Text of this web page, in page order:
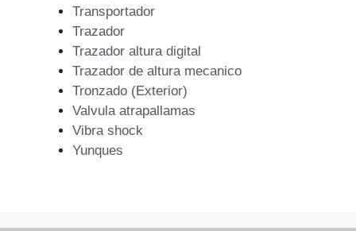
Transportador
Trazador
Trazador altura digital
Trazador de altura mecanico
Tronzado (Exterior)
Valvula atrapallamas
Vibra shock
Yunques